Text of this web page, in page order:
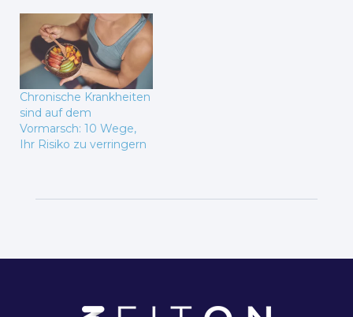
Chronische Krankheiten
sind auf dem
Vormarsch: 10 Wege,
Ihr Risiko zu verringern